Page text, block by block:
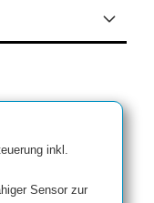
inkl.
Sensor zur